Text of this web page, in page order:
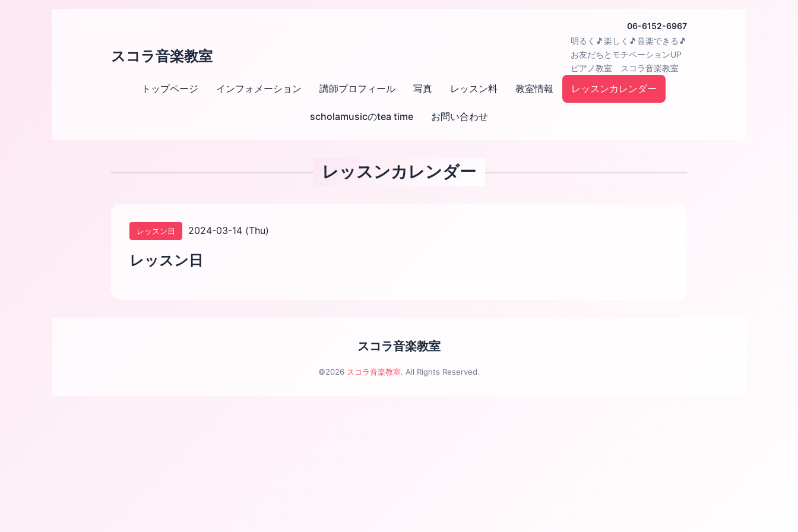
06-6152-6967
スコラ音楽教室
明るく🎵楽しく🎵音楽できる🎵
お友だちとモチベーションUP
ピアノ教室 スコラ音楽教室
トップページ インフォメーション 講師プロフィール 写真 レッスン料 教室情報 レッスンカレンダー
scholamusicのtea time お問い合わせ
レッスンカレンダー
レッスン日 2024-03-14 (Thu)
レッスン日
スコラ音楽教室
©2026 スコラ音楽教室. All Rights Reserved.